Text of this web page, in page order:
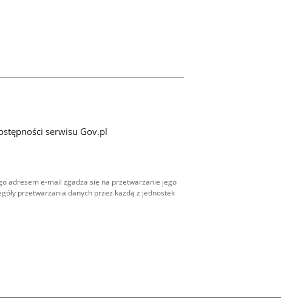
serwisu Gov.pl
adresem e-mail zgadza się na przetwarzanie jego
przetwarzania danych przez każdą z jednostek